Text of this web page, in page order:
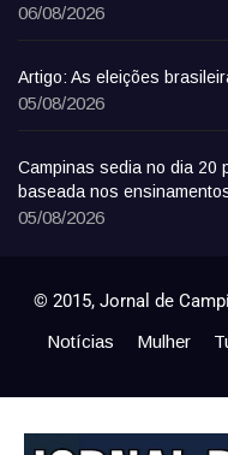
06/08/2026
Artigo: As eleições
05/08/2026
Campinas sedia no dia 20
baseada nos
05/08/2026
© 2015, Jornal de
Notícias Mulher